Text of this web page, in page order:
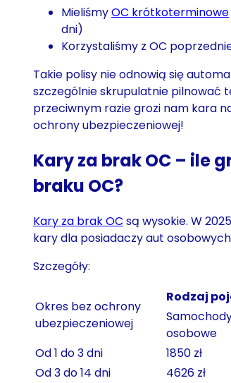
MieliśmyOC krótkoterminowe
dni)
Korzystaliśmy z OC
Takie polisy nie odnowią się
szczególnie skrupulatnie pilnować
przeciwnym razie grozi nam kara
ochrony ubezpieczeniowej!
Kary za brak OC – ile
braku OC?
Kary za brak OC są wysokie. W
kary dla posiadaczy aut
Szczegóły:
Okres bez ochrony
ubezpieczeniowej
Rodzaj
osobowe
Od 1 do 3 dni
1850 zł
Od 3 do 14 dni
4626 zł